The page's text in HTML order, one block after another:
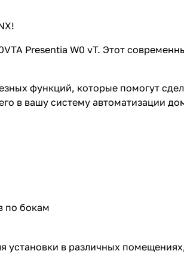
Presentia W0 vT. Этот
функций, которые помогут
в вашу систему автоматизации
по бокам
установки в различных